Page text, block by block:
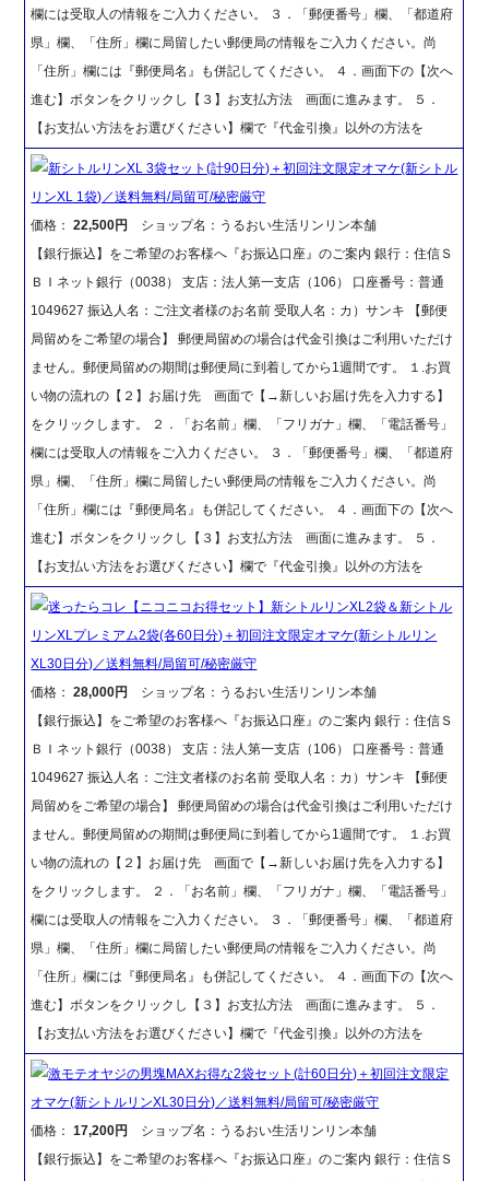
欄には受取人の情報をご入力ください。 ３．「郵便番号」欄、「都道府
県」欄、「住所」欄に局留したい郵便局の情報をご入力ください。尚
「住所」欄には『郵便局名』も併記してください。 ４．画面下の【次へ
進む】ボタンをクリックし【３】お支払方法 画面に進みます。 ５．
【お支払い方法をお選びください】欄で『代金引換』以外の方法を
新シトルリンXL 3袋セット(計90日分)＋初回注文限定オマケ(新シトル
リンXL 1袋)／送料無料/局留可/秘密厳守
価格：22,500円
ショップ名：うるおい生活リンリン本舗
【銀行振込】をご希望のお客様へ『お振込口座』のご案内 銀行：住信Ｓ
ＢＩネット銀行（0038） 支店：法人第一支店（106） 口座番号：普通
1049627 振込人名：ご注文者様のお名前 受取人名：カ）サンキ 【郵便
局留めをご希望の場合】 郵便局留めの場合は代金引換はご利用いただけ
ません。郵便局留めの期間は郵便局に到着してから1週間です。 １.お買
い物の流れの【２】お届け先 画面で【→新しいお届け先を入力する】
をクリックします。 ２．「お名前」欄、「フリガナ」欄、「電話番号」
欄には受取人の情報をご入力ください。 ３．「郵便番号」欄、「都道府
県」欄、「住所」欄に局留したい郵便局の情報をご入力ください。尚
「住所」欄には『郵便局名』も併記してください。 ４．画面下の【次へ
進む】ボタンをクリックし【３】お支払方法 画面に進みます。 ５．
【お支払い方法をお選びください】欄で『代金引換』以外の方法を
迷ったらコレ【ニコニコお得セット】新シトルリンXL2袋＆新シトル
リンXLプレミアム2袋(各60日分)＋初回注文限定オマケ(新シトルリン
XL30日分)／送料無料/局留可/秘密厳守
価格：28,000円
ショップ名：うるおい生活リンリン本舗
【銀行振込】をご希望のお客様へ『お振込口座』のご案内 銀行：住信Ｓ
ＢＩネット銀行（0038） 支店：法人第一支店（106） 口座番号：普通
1049627 振込人名：ご注文者様のお名前 受取人名：カ）サンキ 【郵便
局留めをご希望の場合】 郵便局留めの場合は代金引換はご利用いただけ
ません。郵便局留めの期間は郵便局に到着してから1週間です。 １.お買
い物の流れの【２】お届け先 画面で【→新しいお届け先を入力する】
をクリックします。 ２．「お名前」欄、「フリガナ」欄、「電話番号」
欄には受取人の情報をご入力ください。 ３．「郵便番号」欄、「都道府
県」欄、「住所」欄に局留したい郵便局の情報をご入力ください。尚
「住所」欄には『郵便局名』も併記してください。 ４．画面下の【次へ
進む】ボタンをクリックし【３】お支払方法 画面に進みます。 ５．
【お支払い方法をお選びください】欄で『代金引換』以外の方法を
激モテオヤジの男塊MAXお得な2袋セット(計60日分)＋初回注文限定
オマケ(新シトルリンXL30日分)／送料無料/局留可/秘密厳守
価格：17,200円
ショップ名：うるおい生活リンリン本舗
【銀行振込】をご希望のお客様へ『お振込口座』のご案内 銀行：住信Ｓ